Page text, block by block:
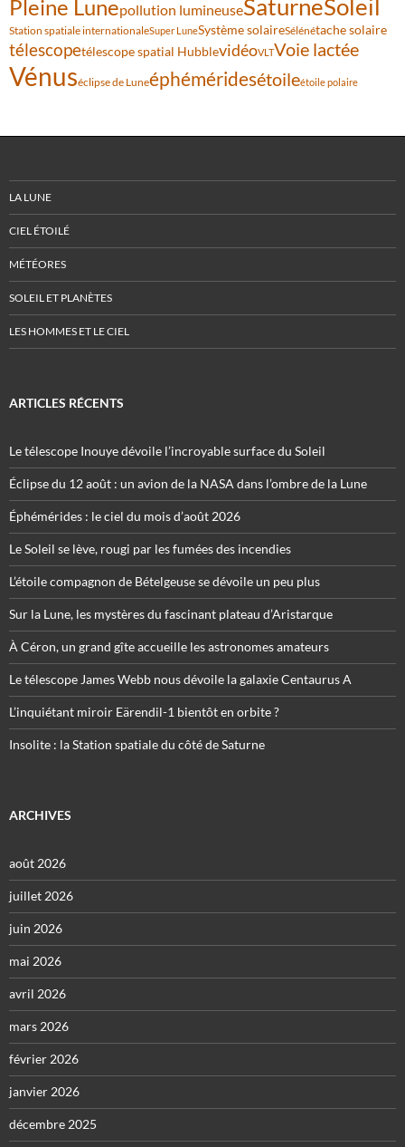
Pleine Lunepollution lumineuseSaturneSoleil
Station spatiale internationaleSuper LuneSystème solaireSélénétache solaire
télescopetélescope spatial HubblevidéoVLTVoie lactée
Vénuséclipse de Luneéphéméridesétoileétoile polaire
LA LUNE
CIEL ÉTOILÉ
MÉTÉORES
SOLEIL ET PLANÈTES
LES HOMMES ET LE CIEL
ARTICLES RÉCENTS
Le télescope Inouye dévoile l’incroyable surface du Soleil
Éclipse du 12 août : un avion de la NASA dans l’ombre de la Lune
Éphémérides : le ciel du mois d’août 2026
Le Soleil se lève, rougi par les fumées des incendies
L’étoile compagnon de Bételgeuse se dévoile un peu plus
Sur la Lune, les mystères du fascinant plateau d’Aristarque
À Céron, un grand gîte accueille les astronomes amateurs
Le télescope James Webb nous dévoile la galaxie Centaurus A
L’inquiétant miroir Eärendil-1 bientôt en orbite ?
Insolite : la Station spatiale du côté de Saturne
ARCHIVES
août 2026
juillet 2026
juin 2026
mai 2026
avril 2026
mars 2026
février 2026
janvier 2026
décembre 2025